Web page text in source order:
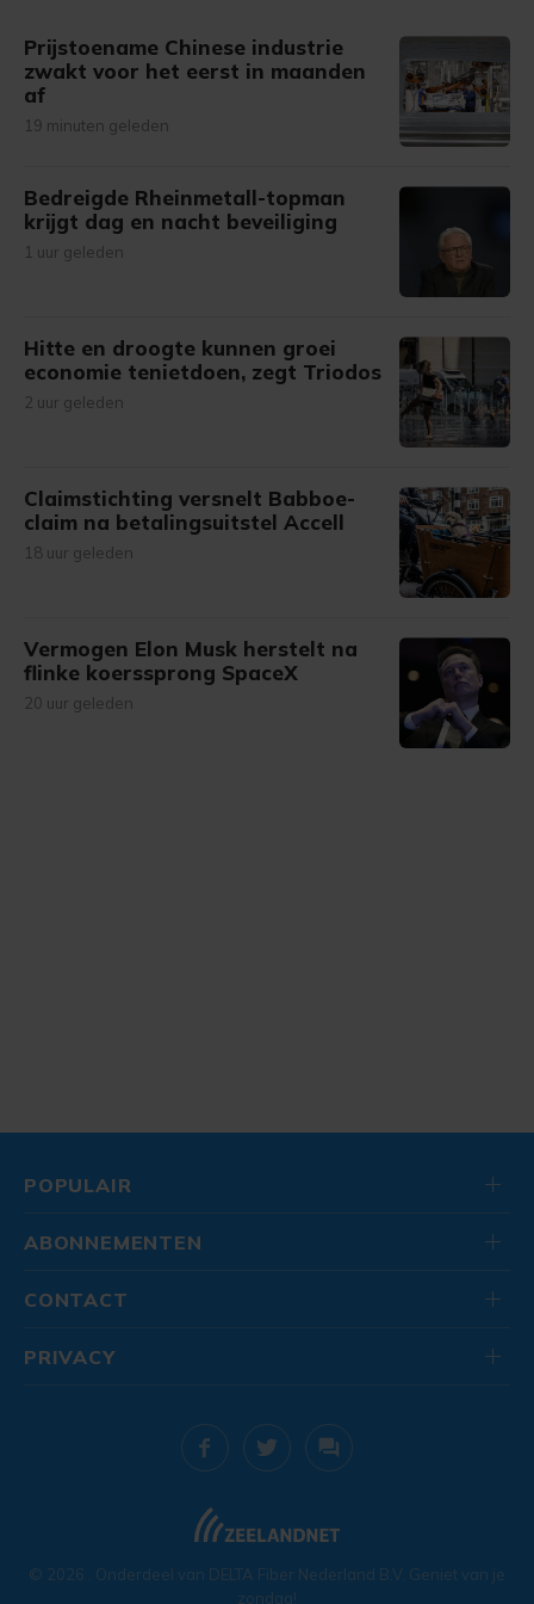
Prijstoename Chinese industrie
zwakt voor het eerst in maanden
af
19 minuten geleden
Bedreigde Rheinmetall-topman
krijgt dag en nacht beveiliging
1 uur geleden
Hitte en droogte kunnen groei
economie tenietdoen, zegt Triodos
2 uur geleden
Claimstichting versnelt Babboe-
claim na betalingsuitstel Accell
18 uur geleden
Vermogen Elon Musk herstelt na
flinke koerssprong SpaceX
20 uur geleden
POPULAIR
ABONNEMENTEN
CONTACT
© 2026 . Onderdeel van DELTA Fiber Nederland B.V. Geniet van je
zondag!
PRIVACY